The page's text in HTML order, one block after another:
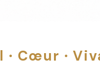
· Cœur ·